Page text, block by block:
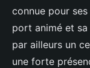
connue pour
port animé et
par ailleurs un
une forte